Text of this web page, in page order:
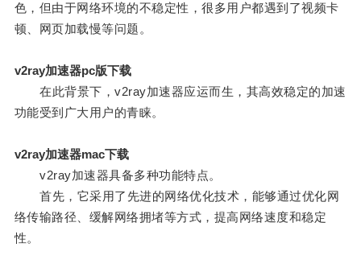
色，但由于网络环境的不稳定性，很多用户都遇到了视频卡
顿、网页加载慢等问题。
v2ray加速器pc版下载
在此背景下，v2ray加速器应运而生，其高效稳定的加速
功能受到广大用户的青睐。
v2ray加速器mac下载
v2ray加速器具备多种功能特点。
首先，它采用了先进的网络优化技术，能够通过优化网
络传输路径、缓解网络拥堵等方式，提高网络速度和稳定
性。